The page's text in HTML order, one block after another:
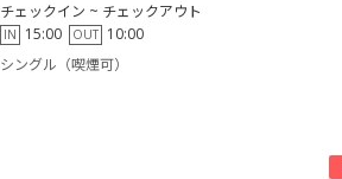
チェックイン ~ チェックアウト
IN 15:00 OUT 10:00
シングル（喫煙可）